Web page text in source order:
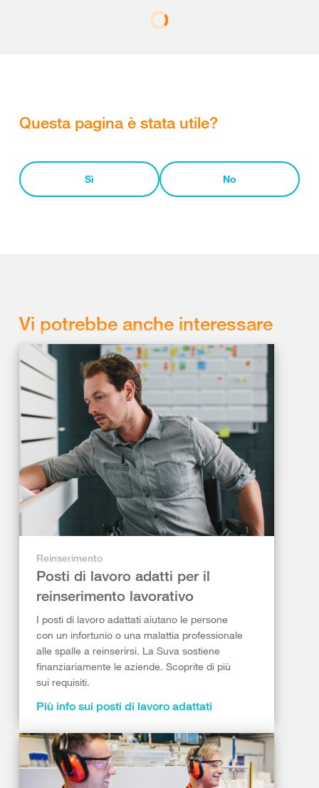
Questa pagina è stata utile?
Sì No
Vi potrebbe anche interessare
Reinserimento
Posti di lavoro adatti per il
reinserimento lavorativo
I posti di lavoro adattati aiutano le persone
con un infortunio o una malattia professionale
alle spalle a reinserirsi. La Suva sostiene
finanziariamente le aziende. Scoprite di più
sui requisiti.
Più info sui posti di lavoro adattati